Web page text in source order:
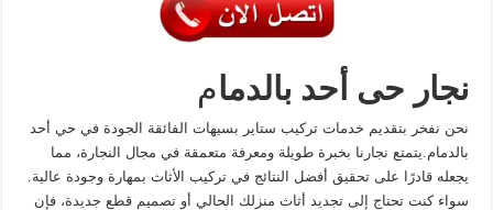
نجار حى أحد بالدمام
نحن نفخر بتقديم خدمات تركيب ستاير بسيهات الفائقة الجودة في حي أحد
بالدمام.يتمتع نجارنا بخبرة طويلة ومعرفة متعمقة في مجال النجارة، مما
يجعله قادرًا على تحقيق أفضل النتائج في تركيب الأثاث بمهارة وجودة عالية.
سواء كنت تحتاج إلى تجديد أثاث منزلك الحالي أو تصميم قطع جديدة، فإن